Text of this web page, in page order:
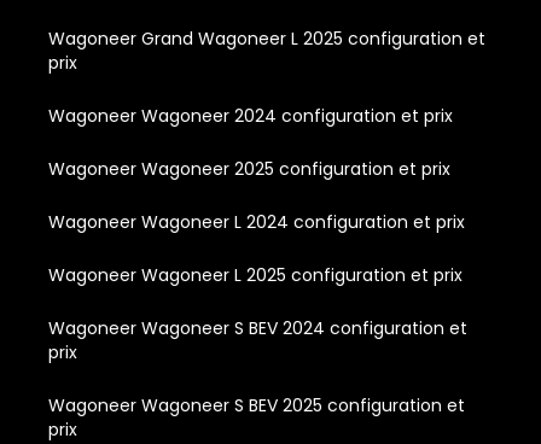
Wagoneer Grand Wagoneer L 2025 configuration et
prix
Wagoneer Wagoneer 2024 configuration et prix
Wagoneer Wagoneer 2025 configuration et prix
Wagoneer Wagoneer L 2024 configuration et prix
Wagoneer Wagoneer L 2025 configuration et prix
Wagoneer Wagoneer S BEV 2024 configuration et
prix
Wagoneer Wagoneer S BEV 2025 configuration et
prix